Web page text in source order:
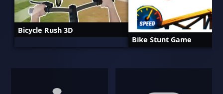
Bicycle Rush 3D
Bike Stunt Game